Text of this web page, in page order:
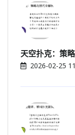
天空扑克：策
2026-02-25